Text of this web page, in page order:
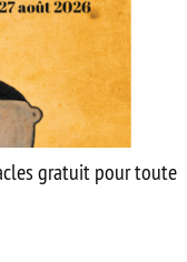
gratuit pour toute